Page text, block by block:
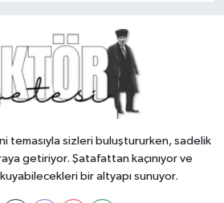
temasıyla sizleri buluştururken, sadelik
getiriyor. Şatafattan kaçınıyor ve
bir altyapı sunuyor.